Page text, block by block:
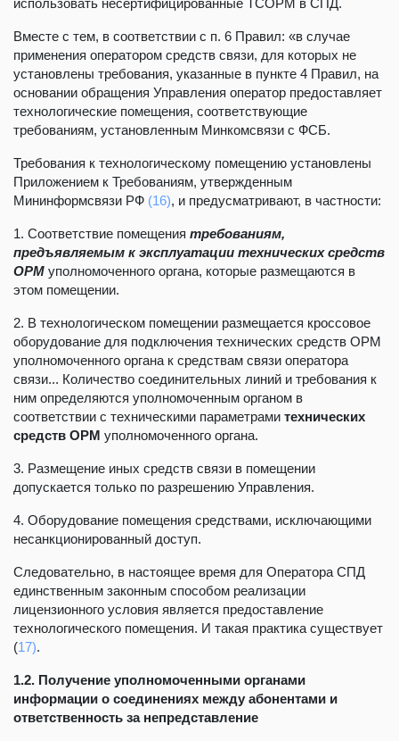
Вместе с тем, в соответствии с п. 6 Правил: «в случае
применения оператором средств связи, для которых не
установлены требования, указанные в пункте 4 Правил, на
основании обращения Управления оператор предоставляет
технологические помещения, соответствующие
требованиям, установленным Минкомсвязи с ФСБ.
Требования к технологическому помещению установлены
Приложением к Требованиям, утвержденным
Мининформсвязи РФ (16), и предусматривают, в частности:
1. Соответствие помещения требованиям,
предъявляемым к эксплуатации технических средств
ОРМ уполномоченного органа, которые размещаются в
этом помещении.
2. В технологическом помещении размещается кроссовое
оборудование для подключения технических средств ОРМ
уполномоченного органа к средствам связи оператора
связи... Количество соединительных линий и требования к
ним определяются уполномоченным органом в
соответствии с техническими параметрами технических
средств ОРМ уполномоченного органа.
3. Размещение иных средств связи в помещении
допускается только по разрешению Управления.
4. Оборудование помещения средствами, исключающими
несанкционированный доступ.
Следовательно, в настоящее время для Оператора СПД
единственным законным способом реализации
лицензионного условия является предоставление
технологического помещения. И такая практика существует
(17).
1.2. Получение уполномоченными органами
информации о соединениях между абонентами и
ответственность за непредставление